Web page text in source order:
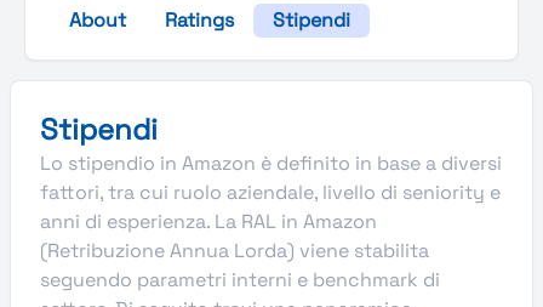
About Ratings Stipendi
Stipendi
Lo stipendio in Amazon è definito in base a diversi
fattori, tra cui ruolo aziendale, livello di seniority e
anni di esperienza. La RAL in Amazon
(Retribuzione Annua Lorda) viene stabilita
seguendo parametri interni e benchmark di